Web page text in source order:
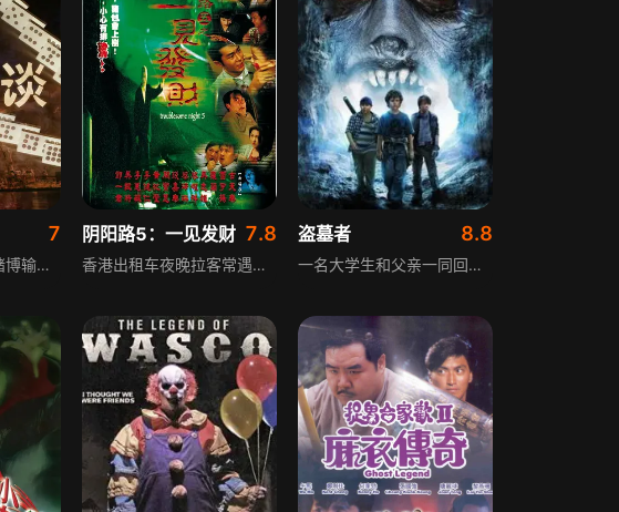
7
讲述一名小青年因赌博输掉巨额钱财，陷入走投无路的绝境，他身边的兄弟同样不务正业，家中白发苍苍的母亲也让他倍感压力与愧疚，面对当前的困境，这个被赌博裹挟的年轻人陷入迷茫，不知该如何选择未来的道路，也不知该如何承担起对家庭的责任，在绝境中徘徊挣扎。
阴阳路5：一见发财 7.8
香港出租车夜晚拉客常遇鬼，夜车司机林中发差点载女鬼去荃湾，同事“快车长”遇女扮鬼诈骗后又载真女鬼去火葬场。嗜赌的林中发收工后被追债，携妻儿搬入阴阳路廉价大屋，发现房中闹鬼，安仔夜夜哭泣。林中发向鬼魂赌咒，若帮他畅通财路，愿将一切分半同享。次日他发现神秘数字，从此逢赌必胜，但鬼魂要分的不仅是财富，还有妻儿。本片是《阴阳路》系列第五部。
盗墓者 8.8
一名大学生和父亲一同回到祖国，却发现一个威胁家庭的黑暗秘密。在此期间，她遇到神秘的幽灵猎人，对方称可怕的神秘生物正游荡在周边森林，捕食镇上无辜居民。同时众人发现她拥有能与这些曾统治地球、如今试图卷土重来的魔鬼通灵的超自然能力，一场充满未知的危机就此展开。